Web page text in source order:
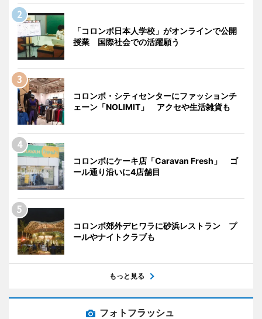
「コロンボ日本人学校」がオンラインで公開
授業 国際社会での活躍願う
コロンボ・シティセンターにファッションチ
ェーン「NOLIMIT」 アクセや生活雑貨も
コロンボにケーキ店「Caravan Fresh」 ゴ
ール通り沿いに4店舗目
コロンボ郊外デヒワラに砂浜レストラン プ
ールやナイトクラブも
もっと見る
フォトフラッシュ